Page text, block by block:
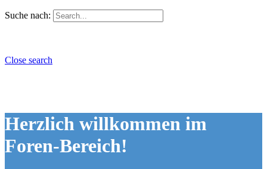
Suche nach:
Close search
Herzlich willkommen im
Foren-Bereich!